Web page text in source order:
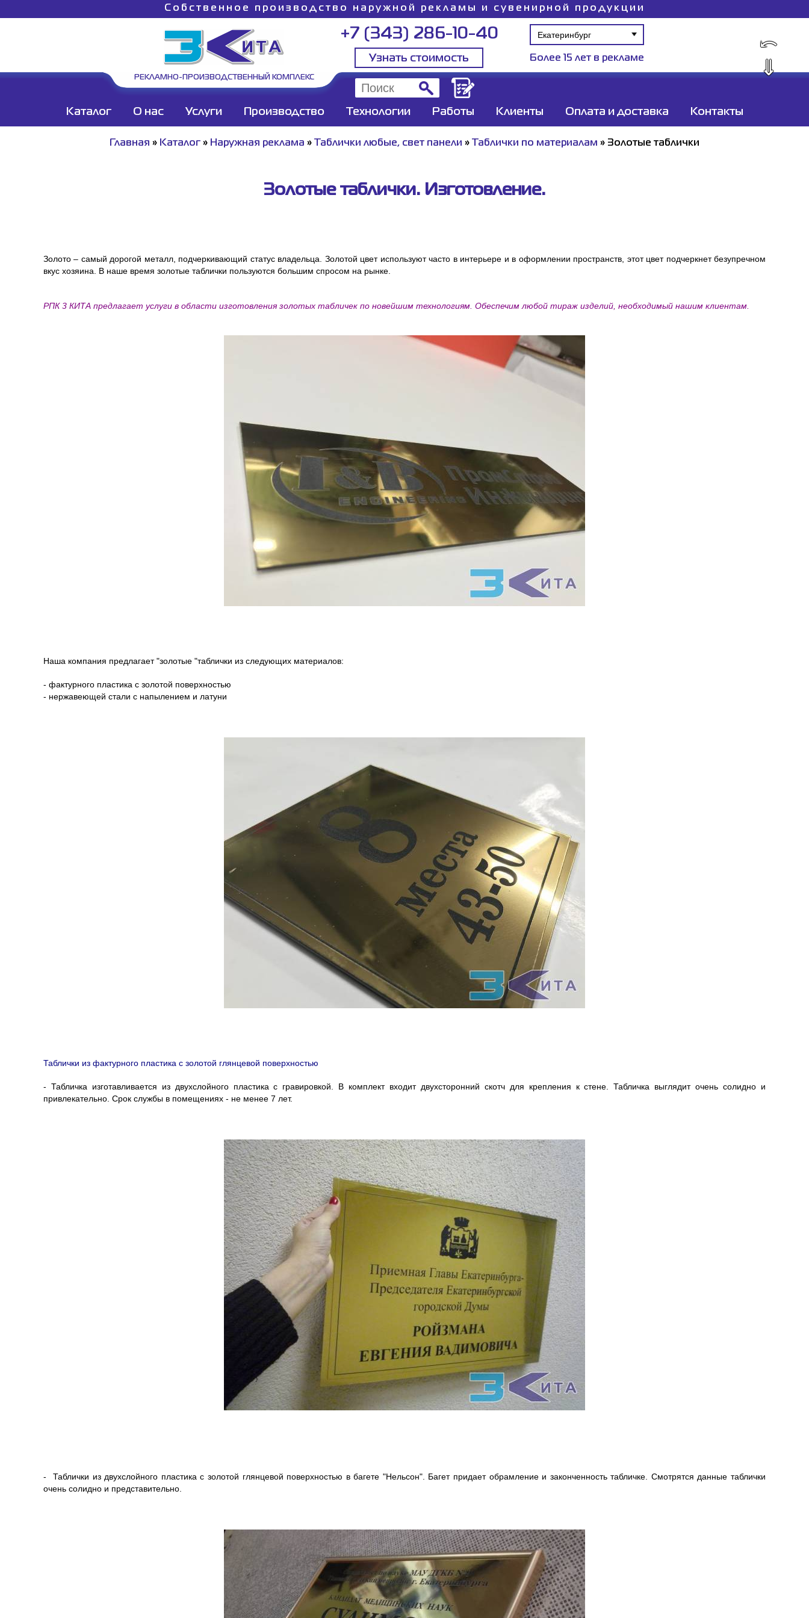
⇓
⤺
Собственное производство наружной рекламы и сувенирной продукции
РЕКЛАМНО-ПРОИЗВОДСТВЕННЫЙ КОМПЛЕКС
+7 (343) 286-10-40
Узнать стоимость Более 15 лет в рекламе
Каталог О нас Услуги Производство Технологии Работы Клиенты Оплата и доставка Контакты
Главная » Каталог » Наружная реклама » Таблички любые, свет панели » Таблички по материалам » Золотые таблички
Золотые таблички. Изготовление.
Золото – самый дорогой металл, подчеркивающий статус владельца. Золотой цвет используют часто в интерьере и в оформлении пространств, этот цвет подчеркнет безупречном
вкус хозяина. В наше время золотые таблички пользуются большим спросом на рынке.
РПК 3 КИТА предлагает услуги в области изготовления золотых табличек по новейшим технологиям. Обеспечим любой тираж изделий, необходимый нашим клиентам.
Наша компания предлагает "золотые "таблички из следующих материалов:
- фактурного пластика с золотой поверхностью
- нержавеющей стали с напылением и латуни
Таблички из фактурного пластика с золотой глянцевой поверхностью
- Табличка изготавливается из двухслойного пластика с гравировкой. В комплект входит двухсторонний скотч для крепления к стене. Табличка выглядит очень солидно и
привлекательно. Срок службы в помещениях - не менее 7 лет.
- Таблички из двухслойного пластика с золотой глянцевой поверхностью в багете "Нельсон". Багет придает обрамление и законченность табличке. Смотрятся данные таблички
очень солидно и представительно.